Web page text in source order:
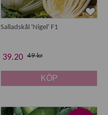
Salladskål 'Nigel' F1
39.20 49 kr
KÖP